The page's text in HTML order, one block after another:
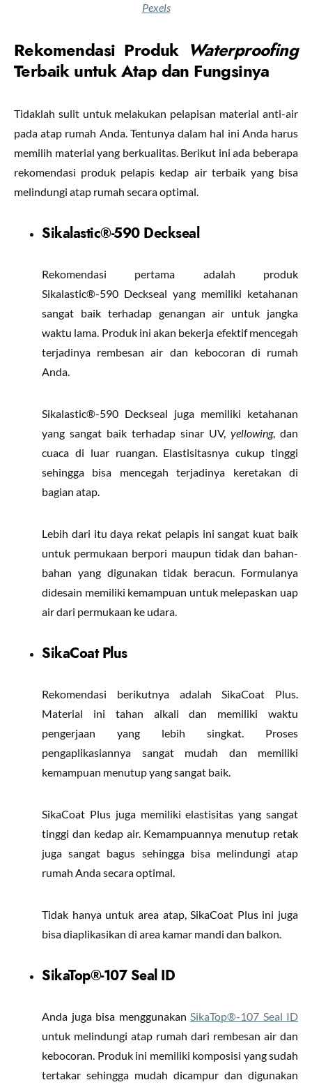
Pexels
Rekomendasi Produk Waterproofing
Terbaik untuk Atap dan Fungsinya
Tidaklah sulit untuk melakukan pelapisan material anti-air
pada atap rumah Anda. Tentunya dalam hal ini Anda harus
memilih material yang berkualitas. Berikut ini ada beberapa
rekomendasi produk pelapis kedap air terbaik yang bisa
melindungi atap rumah secara optimal.
Sikalastic®-590 Deckseal
Rekomendasi pertama adalah produk
Sikalastic®-590 Deckseal yang memiliki ketahanan
sangat baik terhadap genangan air untuk jangka
waktu lama. Produk ini akan bekerja efektif mencegah
terjadinya rembesan air dan kebocoran di rumah
Anda.
Sikalastic®-590 Deckseal juga memiliki ketahanan
yang sangat baik terhadap sinar UV, yellowing, dan
cuaca di luar ruangan. Elastisitasnya cukup tinggi
sehingga bisa mencegah terjadinya keretakan di
bagian atap.
Lebih dari itu daya rekat pelapis ini sangat kuat baik
untuk permukaan berpori maupun tidak dan bahan-
bahan yang digunakan tidak beracun. Formulanya
didesain memiliki kemampuan untuk melepaskan uap
air dari permukaan ke udara.
SikaCoat Plus
Rekomendasi berikutnya adalah SikaCoat Plus.
Material ini tahan alkali dan memiliki waktu
pengerjaan yang lebih singkat. Proses
pengaplikasiannya sangat mudah dan memiliki
kemampuan menutup yang sangat baik.
SikaCoat Plus juga memiliki elastisitas yang sangat
tinggi dan kedap air. Kemampuannya menutup retak
juga sangat bagus sehingga bisa melindungi atap
rumah Anda secara optimal.
Tidak hanya untuk area atap, SikaCoat Plus ini juga
bisa diaplikasikan di area kamar mandi dan balkon.
SikaTop®-107 Seal ID
Anda juga bisa menggunakan SikaTop®-107 Seal ID
untuk melindungi atap rumah dari rembesan air dan
kebocoran. Produk ini memiliki komposisi yang sudah
tertakar sehingga mudah dicampur dan digunakan